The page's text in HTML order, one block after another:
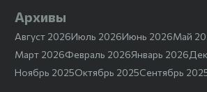
Архивы
Август 2026Июль 2026Июнь 2026Май
Март 2026Февраль 2026Январь 2026
Ноябрь 2025Октябрь 2025Сентябрь